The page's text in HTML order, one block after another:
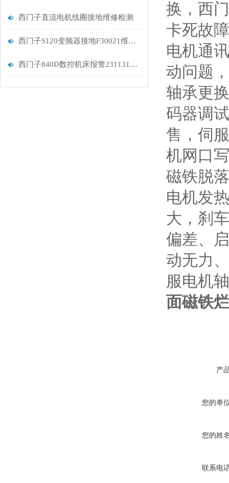
西门子直流电机线圈接地维修检测
西门子S120变频器接地F30021维修处理
西门子840D数控机床报警231131故障处理维修
换，西
卡死故
电机通
动问题
轴承更
码器调
售，伺
机网口
磁铁脱
电机发
大，刹
偏差、
动无力
服电机
面磁铁
产
您的单
您的姓
联系电